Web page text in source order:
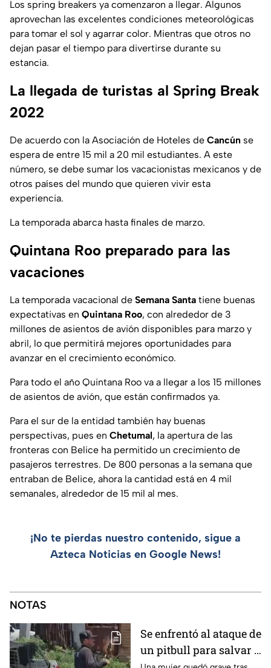
Los spring breakers ya comenzaron a llegar. Algunos
aprovechan las excelentes condiciones meteorológicas
para tomar el sol y agarrar color. Mientras que otros no
dejan pasar el tiempo para divertirse durante su
estancia.
La llegada de turistas al Spring Break
2022
De acuerdo con la Asociación de Hoteles de Cancún se
espera de entre 15 mil a 20 mil estudiantes. A este
número, se debe sumar los vacacionistas mexicanos y de
otros países del mundo que quieren vivir esta
experiencia.
La temporada abarca hasta finales de marzo.
Quintana Roo preparado para las
vacaciones
La temporada vacacional de Semana Santa tiene buenas
expectativas en Quintana Roo, con alrededor de 3
millones de asientos de avión disponibles para marzo y
abril, lo que permitirá mejores oportunidades para
avanzar en el crecimiento económico.
Para todo el año Quintana Roo va a llegar a los 15 millones
de asientos de avión, que están confirmados ya.
Para el sur de la entidad también hay buenas
perspectivas, pues en Chetumal, la apertura de las
fronteras con Belice ha permitido un crecimiento de
pasajeros terrestres. De 800 personas a la semana que
entraban de Belice, ahora la cantidad está en 4 mil
semanales, alrededor de 15 mil al mes.
¡No te pierdas nuestro contenido, sigue a
Azteca Noticias en Google News!
NOTAS
Se enfrentó al ataque de
un pitbull para salvar a